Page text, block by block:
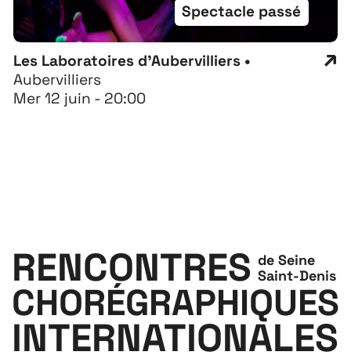
Les Laboratoires d'Aubervilliers •
Aubervilliers
Mer 12 juin - 20:00
Spectacle passé
RENCONTRES
CHORÉGRAPHIQUES
INTERNATIONALES
de Seine
Saint-Denis